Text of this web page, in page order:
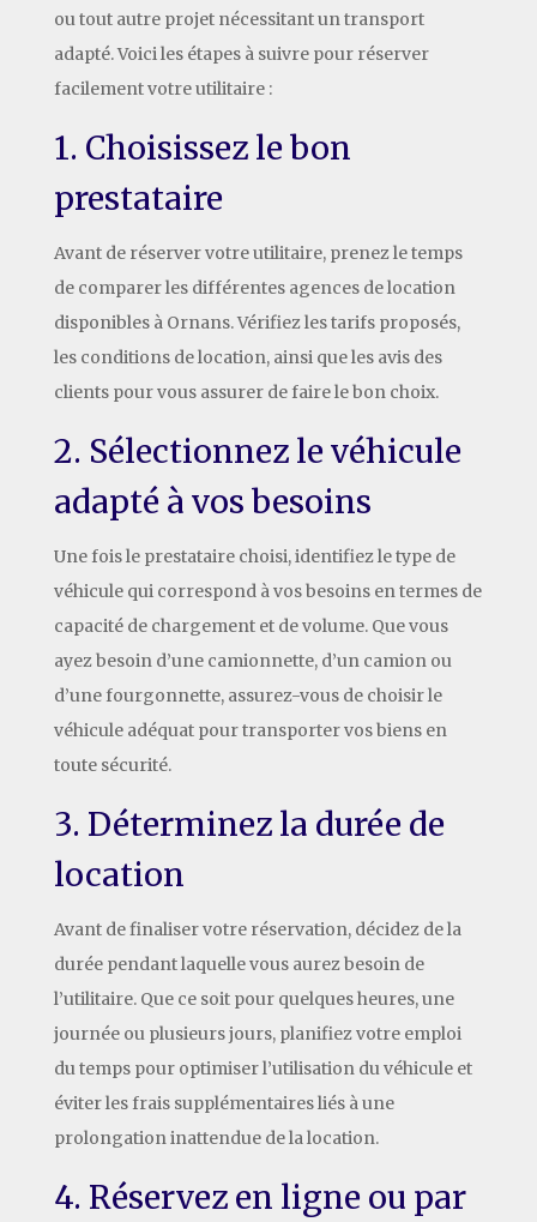
ou tout autre projet nécessitant un transport
adapté. Voici les étapes à suivre pour réserver
facilement votre utilitaire :
1. Choisissez le bon
prestataire
Avant de réserver votre utilitaire, prenez le temps
de comparer les différentes agences de location
disponibles à Ornans. Vérifiez les tarifs proposés,
les conditions de location, ainsi que les avis des
clients pour vous assurer de faire le bon choix.
2. Sélectionnez le véhicule
adapté à vos besoins
Une fois le prestataire choisi, identifiez le type de
véhicule qui correspond à vos besoins en termes de
capacité de chargement et de volume. Que vous
ayez besoin d’une camionnette, d’un camion ou
d’une fourgonnette, assurez-vous de choisir le
véhicule adéquat pour transporter vos biens en
toute sécurité.
3. Déterminez la durée de
location
Avant de finaliser votre réservation, décidez de la
durée pendant laquelle vous aurez besoin de
l’utilitaire. Que ce soit pour quelques heures, une
journée ou plusieurs jours, planifiez votre emploi
du temps pour optimiser l’utilisation du véhicule et
éviter les frais supplémentaires liés à une
prolongation inattendue de la location.
4. Réservez en ligne ou par